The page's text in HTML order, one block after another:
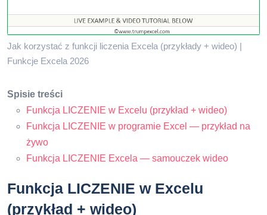
Jak korzystać z funkcji liczenia Excela (przykłady + wideo) |
Funkcje Excela 2026
Spisie treści
Funkcja LICZENIE w Excelu (przykład + wideo)
Funkcja LICZENIE w programie Excel — przykład na
żywo
Funkcja LICZENIE Excela — samouczek wideo
Funkcja LICZENIE w Excelu
(przykład + wideo)